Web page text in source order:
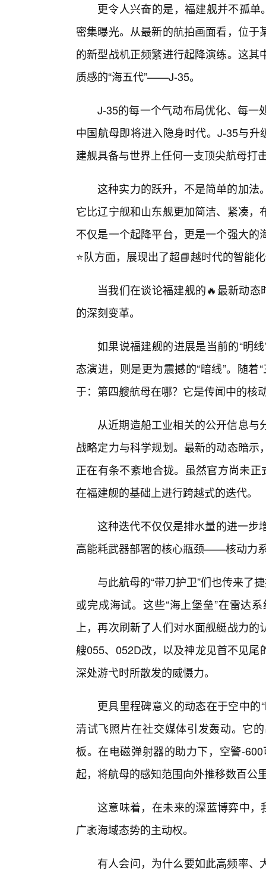
更令人兴奋的是，福建舰并不孤单
密集曝光。从最新的航拍画面看，位
的新型战机正频繁进行起降演练。这
质感的“海五代”——J-35。
J-35的每一个气动布局优化、每一
中国航母即将进入隐身时代。J-35与升
建舰具备与世界上任何一支顶尖航母打
这种实力的跃升，不是简单的加法
它比辽宁舰和山东舰更加简洁、紧凑
不仅是一个起降平台，更是一个强大
⭐队方面，展现出了超📘越时代的智能
当我们在谈论福建舰的🔥最新动
的深刻变革。
如果说福建舰的进展是当前的“明
态演进，则是更为震撼的“暗线”。随
于：第四艘航母在哪？它是传闻中的核
从近期造船工业相关的公开信息
战略定力与科学规划。最新的动态暗
正在有条不紊地合拢。虽然官方尚未
在福建舰的基础上进行跨越式的迭代。
这种迭代不仅仅是排水量的进一步
高能耗武器部署的核心瓶颈——核动力
与此航母的“带刀护卫”们也传来了
或完成海试。这些“海上堡垒”在雷达
上，再次刷新了人们对水面舰艇战力
艘055、052D改，以及神龙见首不见
深处游弋时所散发的威慑力。
更具里程碑意义的动态在于空中的
清试飞照片在社交媒体引发轰动。它
板。在电磁弹射器的助力下，空警-
起，将航母的感知范围向外推移数百公
这意味着，在未来的深蓝博弈中，
广袤海域态势的主动权。
有人会问，为什么要如此高频率